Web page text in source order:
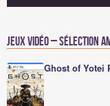
Jeux vidéo – Sélection
Ghost of Yotei